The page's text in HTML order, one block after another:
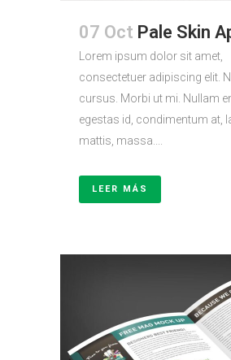
07 Oct Pale Skin
Lorem ipsum dolor sit amet,
consectetuer adipiscing elit.
cursus. Morbi ut mi. Nullam
egestas id, condimentum at,
mattis, massa....
LEER MÁS